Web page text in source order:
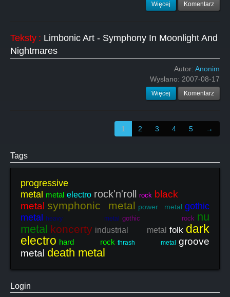
Więcej Komentarz
Teksty : Limbonic Art - Symphony In Moonlight And
Nightmares
Autor: Anonim
Wysłano: 2007-08-17
Więcej Komentarz
1 2 3 4 5 →
Tags
progressive
metal metal electro rock'n'roll rock black
metal symphonic metal power metal gothic
metal
heavy metal gothic rock nu
metal koncerty industrial metal folk dark
electro hard rock thrash metal groove
metal death metal
Login